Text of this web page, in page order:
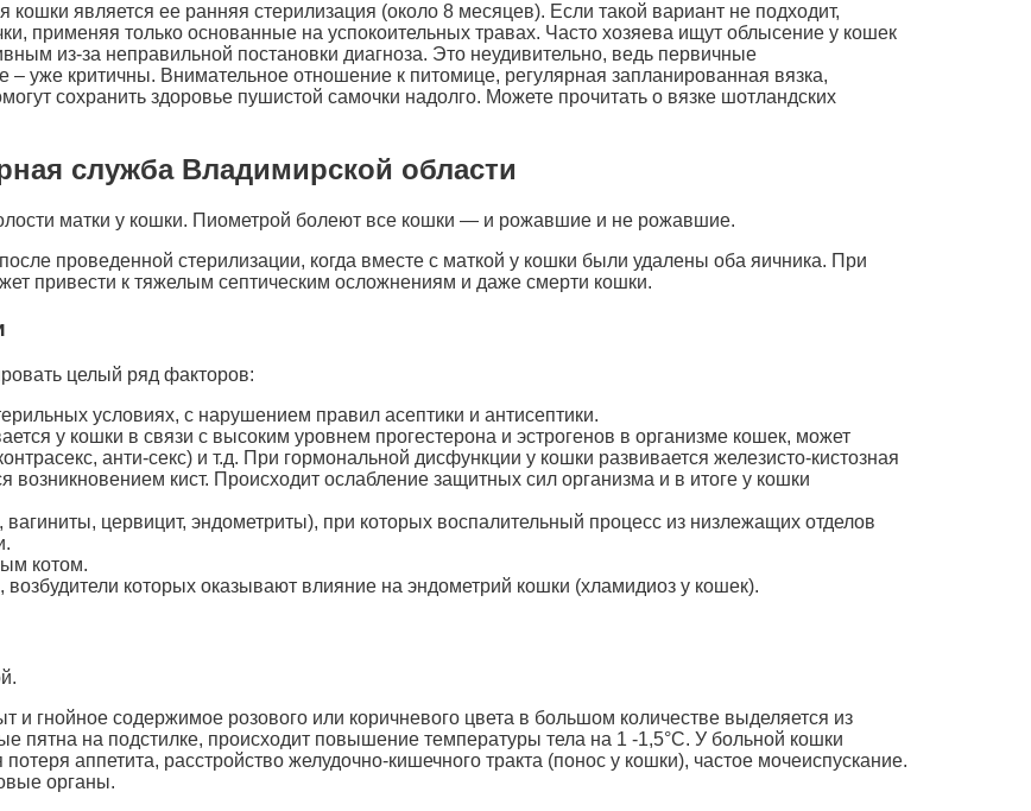
является ее ранняя стерилизация (около 8 месяцев). Если такой вариант не подходит,
применяя только основанные на успокоительных травах. Часто хозяева ищут облысение у кошек
из-за неправильной постановки диагноза. Это неудивительно, ведь первичные
уже критичны. Внимательное отношение к питомице, регулярная запланированная вязка,
сохранить здоровье пушистой самочки надолго. Можете прочитать о вязке шотландских
служба Владимирской области
матки у кошки. Пиометрой болеют все кошки — и рожавшие и не рожавшие.
проведенной стерилизации, когда вместе с маткой у кошки были удалены оба яичника. При
привести к тяжелым септическим осложнениям и даже смерти кошки.
целый ряд факторов:
условиях, с нарушением правил асептики и антисептики.
у кошки в связи с высоким уровнем прогестерона и эстрогенов в организме кошек, может
анти-секс) и т.д. При гормональной дисфункции у кошки развивается железисто-кистозная
кист. Происходит ослабление защитных сил организма и в итоге у кошки
цервицит, эндометриты), при которых воспалительный процесс из низлежащих отделов
котом.
которых оказывают влияние на эндометрий кошки (хламидиоз у кошек).
и гнойное содержимое розового или коричневого цвета в большом количестве выделяется из
пятна на подстилке, происходит повышение температуры тела на 1 -1,5°С. У больной кошки
аппетита, расстройство желудочно-кишечного тракта (понос у кошки), частое мочеиспускание.
органы.